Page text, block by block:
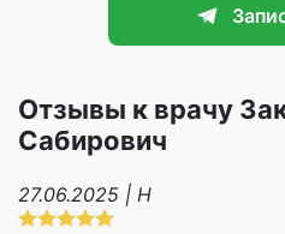
Отзывы к врачу
Сабирович
27.06.2025 | Н